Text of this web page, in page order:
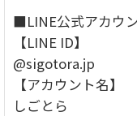
■LINE公式アカウ
【LINE ID】
@sigotora.jp
【アカウント名】
しごとら